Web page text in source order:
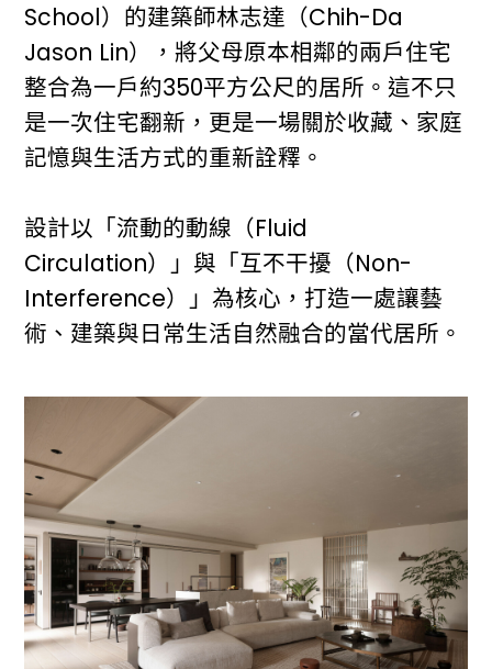
School）的建築師林志達（Chih-Da
Jason Lin），將父母原本相鄰的兩戶住宅
整合為一戶約350平方公尺的居所。這不只
是一次住宅翻新，更是一場關於收藏、家庭
記憶與生活方式的重新詮釋。
設計以「流動的動線（Fluid
Circulation）」與「互不干擾（Non-
Interference）」為核心，打造一處讓藝
術、建築與日常生活自然融合的當代居所。